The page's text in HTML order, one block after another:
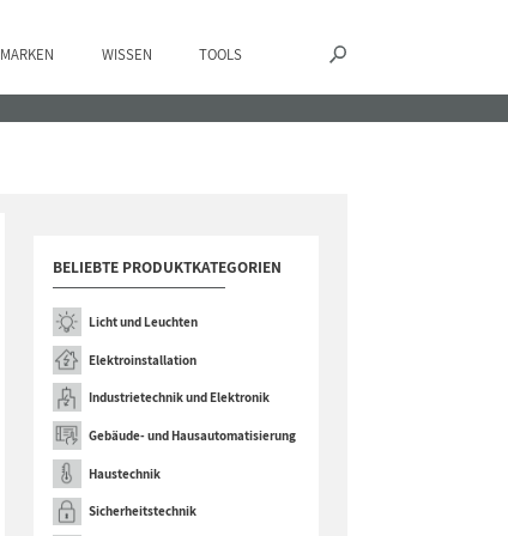
MARKEN WISSEN TOOLS
BELIEBTE PRODUKTKATEGORIEN
Licht und Leuchten
Elektroinstallation
Industrietechnik und Elektronik
Gebäude- und Hausautomatisierung
Haustechnik
Sicherheitstechnik